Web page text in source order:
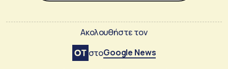
Ακολουθήστε τον
στοGoogle News